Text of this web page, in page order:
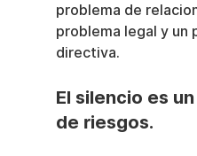
problema de
problema legal y un
directiva.
El silencio es
de riesgos.